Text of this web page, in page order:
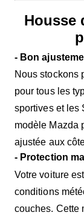
Housse
- Bon
Nous stockons
pour tous les
sportives et les
modèle Mazda
ajustée aux
- Protection
Votre voiture
conditions
couches. Cette